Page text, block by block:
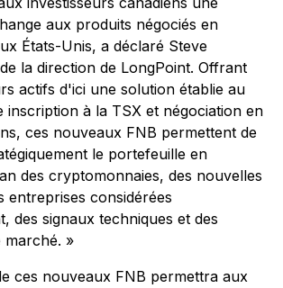
aux produits négociés en
États-Unis, a déclaré Steve
la direction de LongPoint. Offrant
actifs d'ici une solution établie au
inscription à la TSX et négociation en
ces nouveaux FNB permettent de
le portefeuille en
des cryptomonnaies, des nouvelles
entreprises considérées
des signaux techniques et des
marché. »
ces nouveaux FNB permettra aux